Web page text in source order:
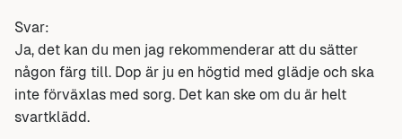
Svar:
Ja, det kan du men jag rekommenderar att du sätter
någon färg till. Dop är ju en högtid med glädje och ska
inte förväxlas med sorg. Det kan ske om du är helt
svartklädd.